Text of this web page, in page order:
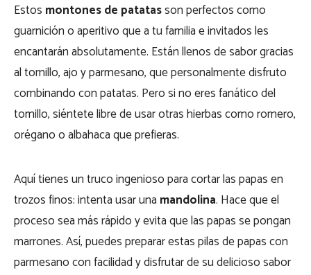
Estos montones de patatasson perfectos como
guarnición o aperitivo que a tu familia e invitados les
encantarán absolutamente. Están llenos de sabor gracias
al tomillo, ajo y parmesano, que personalmente disfruto
combinando con patatas. Pero si no eres fanático del
tomillo, siéntete libre de usar otras hierbas como romero,
orégano o albahaca que prefieras.
Aquí tienes un truco ingenioso para cortar las papas en
trozos finos: intenta usar una mandolina. Hace que el
proceso sea más rápido y evita que las papas se pongan
marrones. Así, puedes preparar estas pilas de papas con
parmesano con facilidad y disfrutar de su delicioso sabor